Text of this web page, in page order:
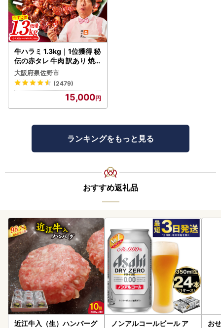
牛ハラミ 1.3kg｜1位獲得 秘
伝の赤タレ 牛肉 訳あり 焼
肉 BBQ
大阪府泉佐野市
(2479)
15,000
ランキングをもっと見る
おすすめ返礼品
近江牛入（生）ハンバーグ
ノンアルコールビール ア
お